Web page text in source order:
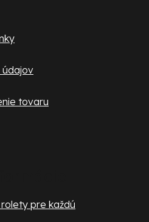
údajov
tovaru
pre každú